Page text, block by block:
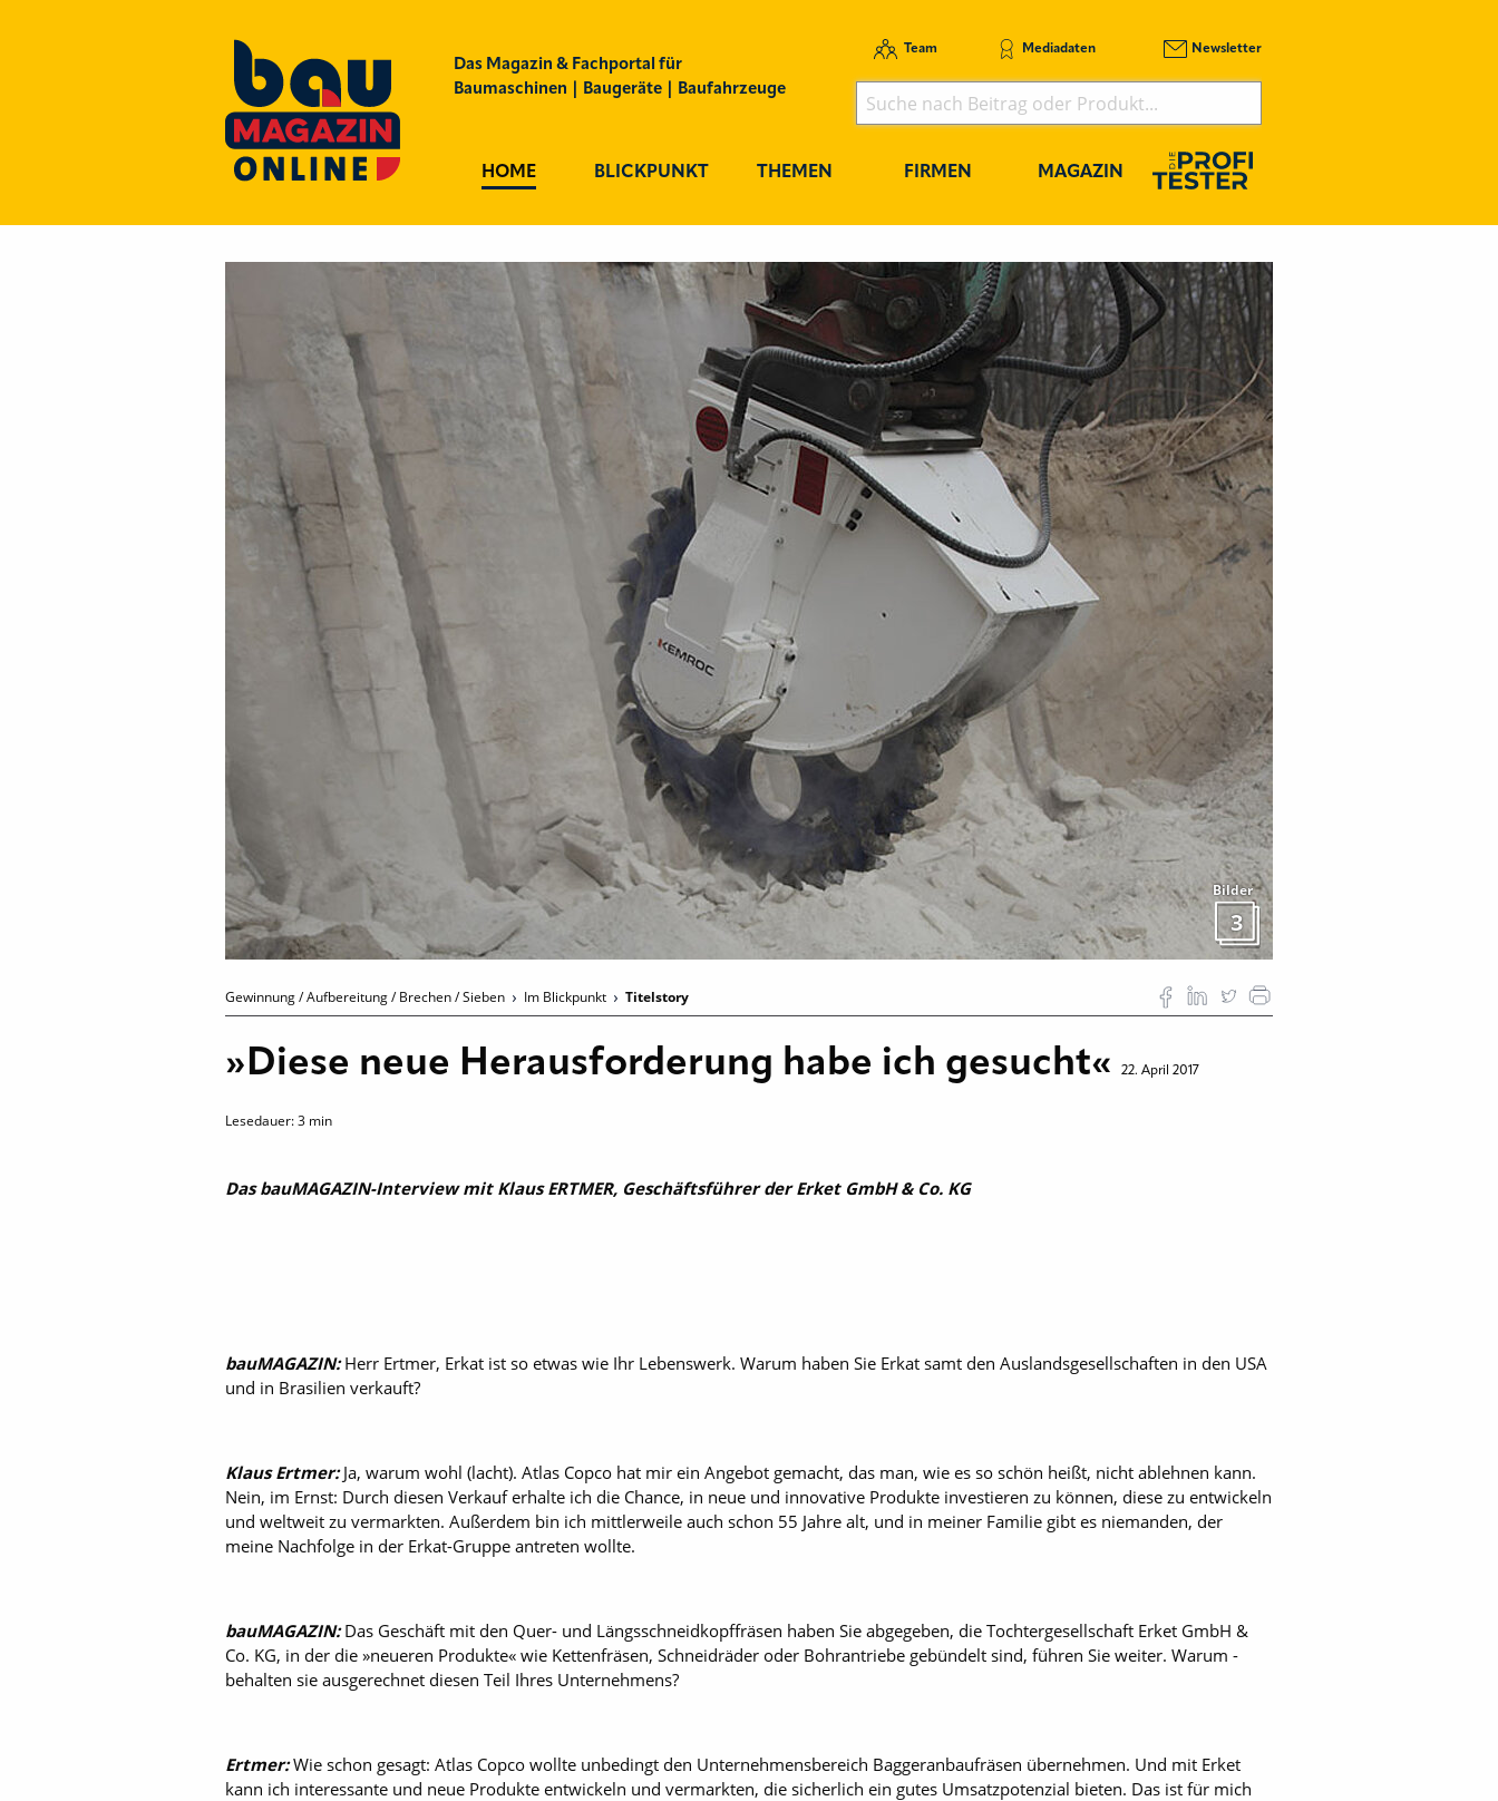
Das Magazin & Fachportal für
Baumaschinen | Baugeräte | Baufahrzeuge
Team Mediadaten Newsletter
HOME BLICKPUNKT THEMEN FIRMEN MAGAZIN
Bilder
3
Gewinnung / Aufbereitung / Brechen / Sieben Im Blickpunkt Titelstory
»Diese neue Herausforderung habe ich gesucht« 22. April 2017
Lesedauer:3 min
Das bauMAGAZIN-Interview mit Klaus ERTMER, Geschäftsführer der Erket GmbH & Co. KG
bauMAGAZIN:Herr Ertmer, Erkat ist so etwas wie Ihr Lebenswerk. Warum ­haben Sie Erkat samt den Auslands­gesell­schaften in den USA
und in Brasilien verkauft?
Klaus Ertmer:Ja, warum wohl (lacht). Atlas Copco hat mir ein Angebot gemacht, das man, wie es so schön heißt, nicht ablehnen kann.
Nein, im Ernst: Durch diesen Verkauf erhalte ich die Chance, in neue und innovative Produkte investieren zu können, diese zu entwickeln
und weltweit zu vermarkten. Außerdem bin ich mittlerweile auch schon 55 Jahre alt, und in meiner Familie gibt es niemanden, der
meine Nachfolge in der Erkat-Gruppe antreten wollte.
bauMAGAZIN:Das Geschäft mit den Quer- und Längsschneidkopffräsen haben Sie abgegeben, die Tochtergesellschaft Erket GmbH &
Co. KG, in der die »neueren Produkte« wie Ketten­fräsen, Schneidräder oder Bohrantriebe gebündelt sind, führen Sie weiter. Warum ­
behalten sie ausgerechnet diesen Teil ­Ihres Unternehmens?
Ertmer:Wie schon gesagt: Atlas Copco wollte un­bedingt den ­Unternehmensbereich Baggeranbaufräsen übernehmen. Und mit Erket
kann ich interessante und neue Produkte entwickeln und vermarkten, die sicherlich ein gutes Umsatzpotenzial bieten. Das ist für mich